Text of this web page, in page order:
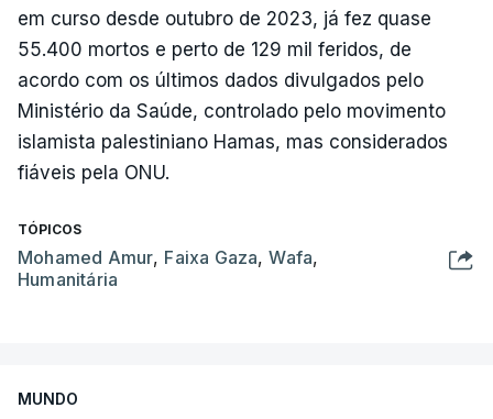
em curso desde outubro de 2023, já fez quase
55.400 mortos e perto de 129 mil feridos, de
acordo com os últimos dados divulgados pelo
Ministério da Saúde, controlado pelo movimento
islamista palestiniano Hamas, mas considerados
fiáveis pela ONU.
TÓPICOS
Mohamed Amur, Faixa Gaza,Wafa,
Humanitária
MUNDO